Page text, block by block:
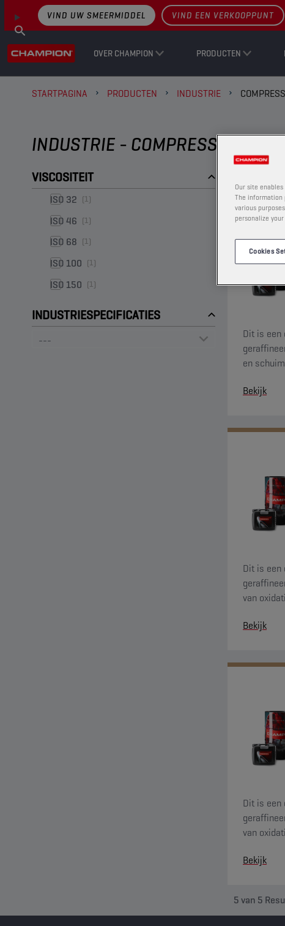
OVER CHAMPION PRODUCTEN
VIND UW SMEERMIDDEL VIND EEN VERKOOPPUNT
STARTPAGINA PRODUCTEN INDUSTRIE
INDUSTRIE - COMPRESSOROLIËN
VISCOSITEIT
ISO 32 (1)
ISO 46 (1)
ISO 68 (1)
ISO 100 (1)
ISO 150 (1)
INDUSTRIESPECIFICATIES
Dit is een
en
Bekijk
Dit is een
van
Bekijk
Dit is een
van
Bekijk
5van 5
Our site
The information
various
personalize
Cookies